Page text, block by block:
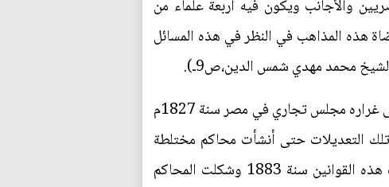
والأجانب ويكون فيه أربعة علماء من
هذه المذاهب في النظر في هذه المسائل
الشيخ محمد مهدي شمس الدين،ص9ـ).
وفي سنة 1826م أنشا مجلس تجار الإسكندرية وضم 12 عضوا ثلاثة منهم من الأوربيين ثم أنشأ على غراره مجلس تجاري في مصر سنة 1827م
التعديلات حتى أنشأت محاكم مختلطة
وصدرت مجموعة قوانينها سنة 1875م ثم وضع قانون مدني وتجاري وقانون للمرافعات وصدرت هذه القوانين سنة 1883 وشكلت المحاكم